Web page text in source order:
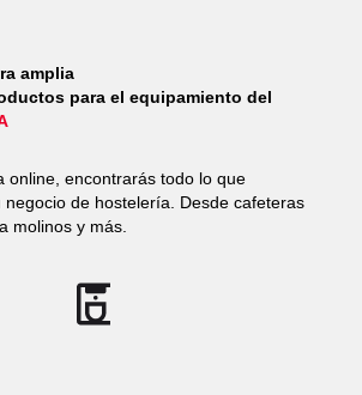
amplia
para el equipamiento del
online, encontrarás todo lo que
negocio de hostelería. Desde cafeteras
molinos y más.